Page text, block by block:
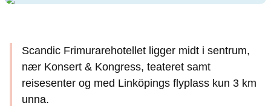
Scandic Frimurarehotellet ligger midt i sentrum,
nær Konsert & Kongress, teateret samt
reisesenter og med Linköpings flyplass kun 3 km
unna.